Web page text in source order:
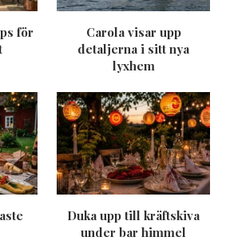
för
Carola visar upp
detaljerna i sitt nya
lyxhem
Duka upp till kräftskiva
under bar himmel